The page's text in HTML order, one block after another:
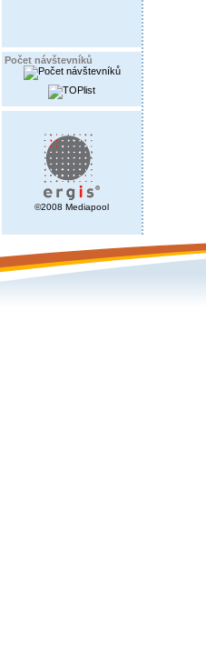
Počet návštevníků
©2008 Mediapool